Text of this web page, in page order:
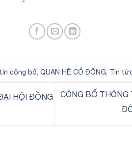
công bố QUAN HỆ CỔ ĐÔNG Tin
HỘI ĐỒNG
CÔNG BỐ